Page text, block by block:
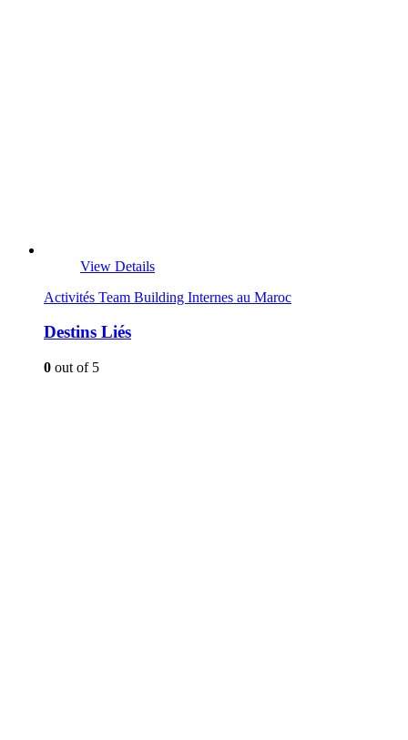
View Details
Activités Team Building Internes au Maroc
Destins Liés
0 out of 5